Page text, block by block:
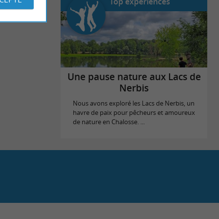
Une pause nature aux Lacs de
Nerbis
Nous avons exploré les Lacs de Nerbis, un
havre de paix pour pêcheurs et amoureux
de nature en Chalosse. ...